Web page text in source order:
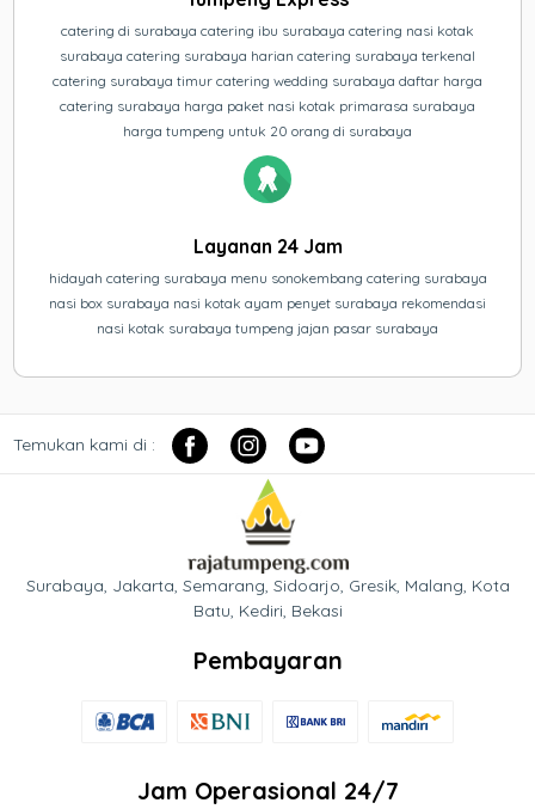
catering di surabaya catering ibu surabaya catering nasi kotak
surabaya catering surabaya harian catering surabaya terkenal
catering surabaya timur catering wedding surabaya daftar harga
catering surabaya harga paket nasi kotak primarasa surabaya
harga tumpeng untuk 20 orang di surabaya
Layanan 24 Jam
hidayah catering surabaya menu sonokembang catering surabaya
nasi box surabaya nasi kotak ayam penyet surabaya rekomendasi
nasi kotak surabaya tumpeng jajan pasar surabaya
Temukan kami di :
Surabaya, Jakarta, Semarang, Sidoarjo, Gresik, Malang, Kota
Batu, Kediri, Bekasi
Pembayaran
Jam Operasional 24/7